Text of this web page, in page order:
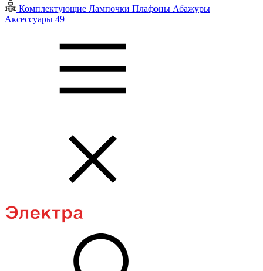
Комплектующие Лампочки Плафоны Абажуры
Аксессуары 49